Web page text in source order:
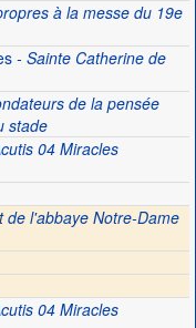
à la messe du 19e
- Sainte Catherine de
de la pensée
stade
04 Miracles
de l'abbaye Notre-Dame
04 Miracles